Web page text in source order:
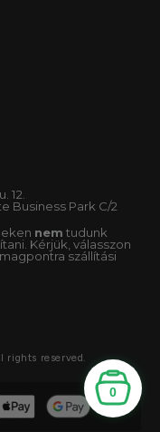
12.
Business Park C/2
nem tudunk
Kérjük, válasszon
szállítási
rights reserved.
0